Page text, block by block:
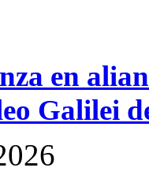
en
Galilei